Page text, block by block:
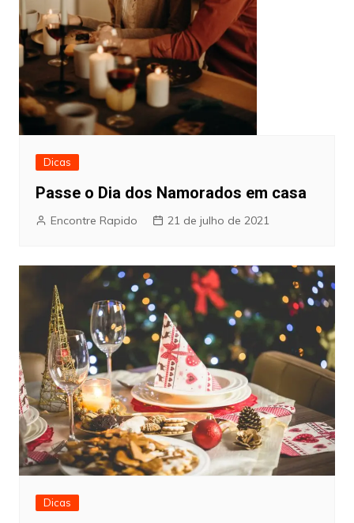
Dicas
Passe o Dia dos Namorados em casa
Encontre Rapido 21 de julho de 2021
Dicas